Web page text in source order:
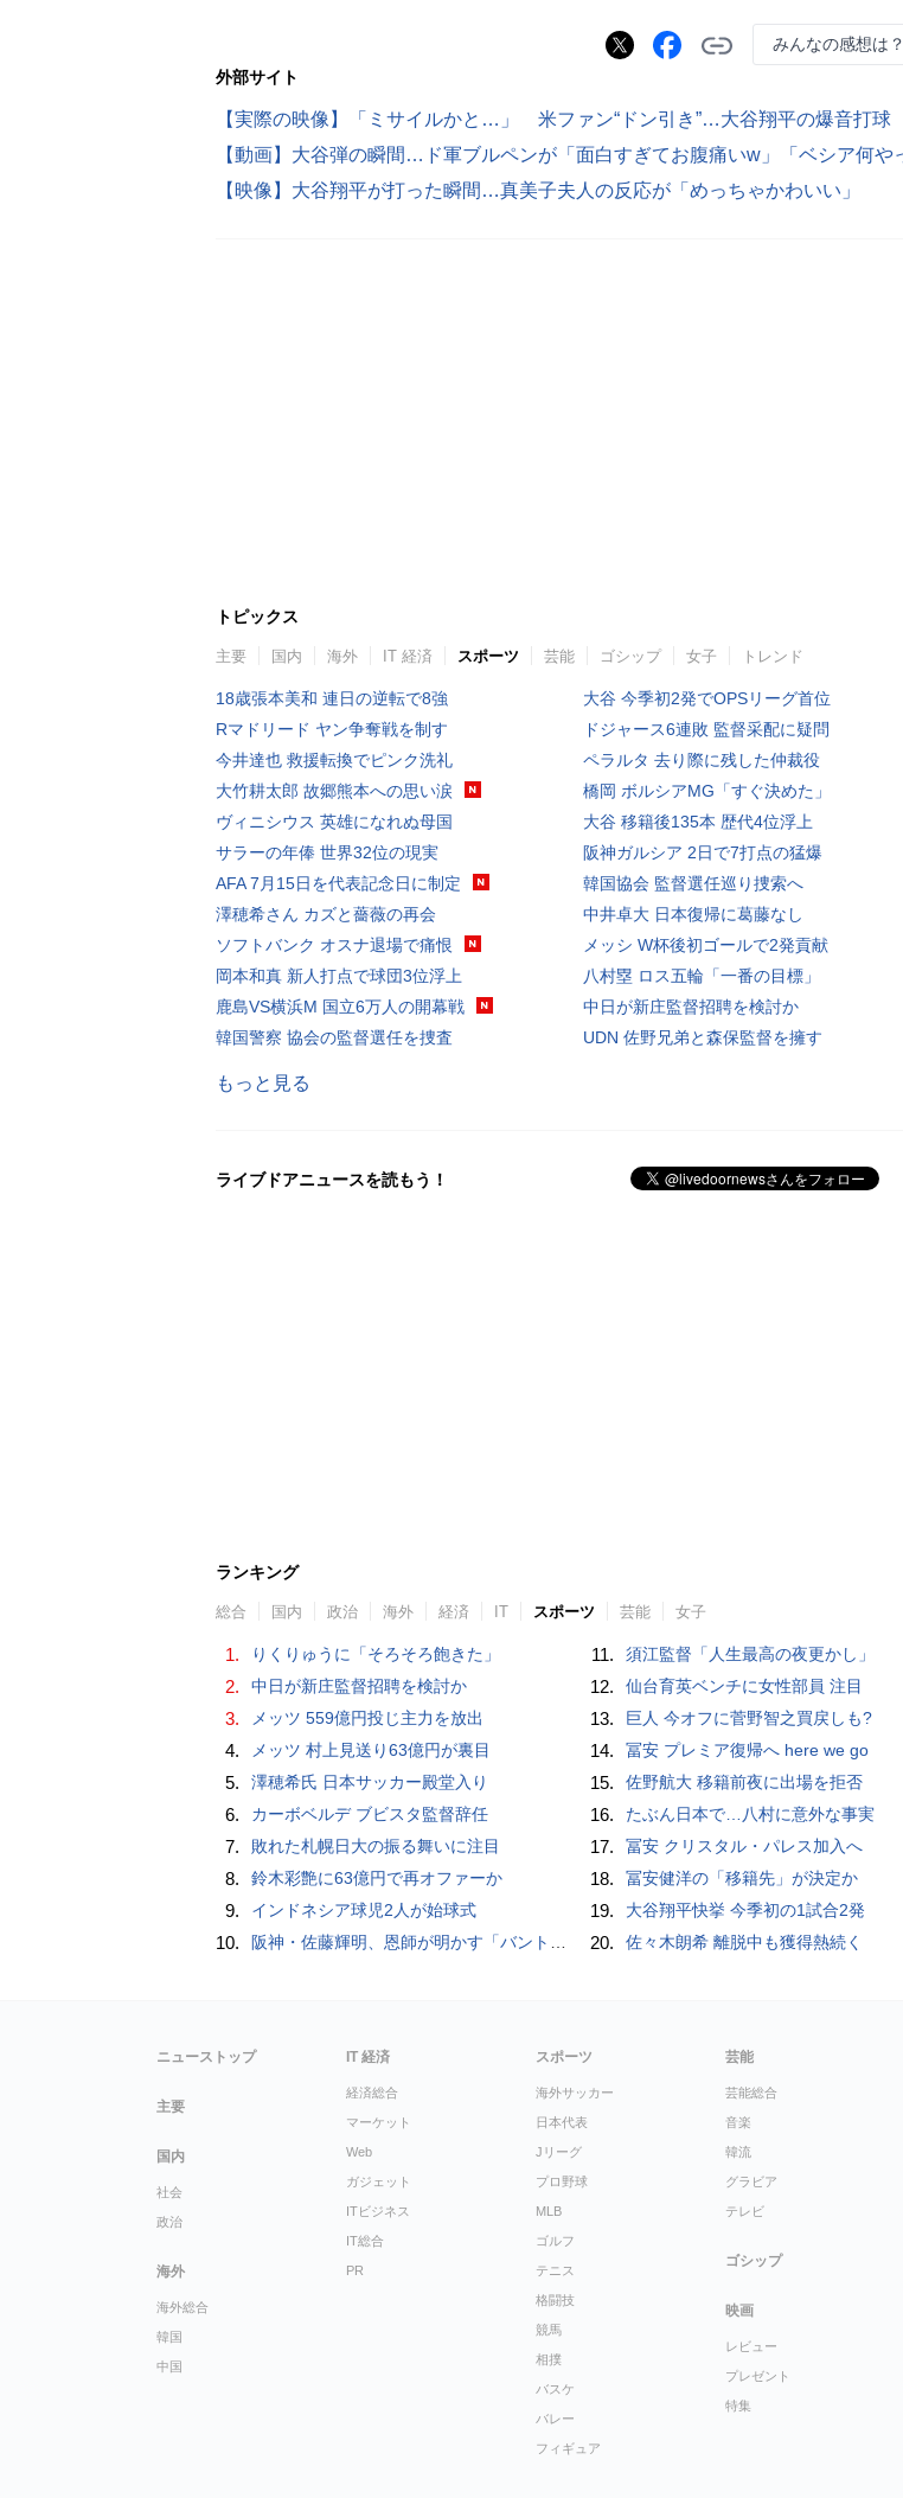
みんなの感想は？
外部サイト
【実際の映像】「ミサイルかと…」 米ファン“ドン引き”…大谷翔平の爆音打球
【映像】大谷翔平が打った瞬間…真美子夫人の反応が「めっちゃかわいい」
トピックス
主要 国内 海外 IT 経済 スポーツ 芸能 ゴシップ 女子 トレンド
18歳張本美和 連日の逆転で8強
Rマドリード ヤン争奪戦を制す
今井達也 救援転換でピンク洗礼
大竹耕太郎 故郷熊本への思い涙
ヴィニシウス 英雄になれぬ母国
サラーの年俸 世界32位の現実
AFA 7月15日を代表記念日に制定
澤穂希さん カズと薔薇の再会
ソフトバンク オスナ退場で痛恨
岡本和真 新人打点で球団3位浮上
鹿島VS横浜M 国立6万人の開幕戦
韓国警察 協会の監督選任を捜査
大谷 今季初2発でOPSリーグ首位
ドジャース6連敗 監督采配に疑問
ペラルタ 去り際に残した仲裁役
橋岡 ボルシアMG「すぐ決めた」
大谷 移籍後135本 歴代4位浮上
阪神ガルシア 2日で7打点の猛爆
韓国協会 監督選任巡り捜索へ
中井卓大 日本復帰に葛藤なし
メッシ W杯後初ゴールで2発貢献
八村塁 ロス五輪「一番の目標」
中日が新庄監督招聘を検討か
UDN 佐野兄弟と森保監督を擁す
もっと見る
ライブドアニュースを読もう！
ランキング
総合 国内 政治 海外 経済 IT スポーツ 芸能 女子
1. りくりゅうに「そろそろ飽きた」
2. 中日が新庄監督招聘を検討か
3. メッツ 559億円投じ主力を放出
4. メッツ 村上見送り63億円が裏目
5. 澤穂希氏 日本サッカー殿堂入り
6. カーボベルデ ブビスタ監督辞任
7. 敗れた札幌日大の振る舞いに注目
8. 鈴木彩艶に63億円で再オファーか
9. インドネシア球児2人が始球式
10. 阪神・佐藤輝明、恩師が明かす「バント拒否でホームラン」の“やんちゃ坊主”時代
11. 須江監督「人生最高の夜更かし」
12. 仙台育英ベンチに女性部員 注目
13. 巨人 今オフに菅野智之買戻しも?
14. 冨安 プレミア復帰へ here we go
15. 佐野航大 移籍前夜に出場を拒否
16. たぶん日本で…八村に意外な事実
17. 冨安 クリスタル・パレス加入へ
18. 冨安健洋の「移籍先」が決定か
19. 大谷翔平快挙 今季初の1試合2発
20. 佐々木朗希 離脱中も獲得熱続く
ニューストップ
主要
国内
社会
政治
海外
海外総合
韓国
中国
IT 経済
経済総合
マーケット
Web
ガジェット
ITビジネス
IT総合
PR
スポーツ
海外サッカー
日本代表
Jリーグ
プロ野球
MLB
ゴルフ
テニス
格闘技
競馬
相撲
バスケ
バレー
フィギュア
芸能
芸能総合
音楽
韓流
グラビア
テレビ
ゴシップ
映画
レビュー
プレゼント
特集